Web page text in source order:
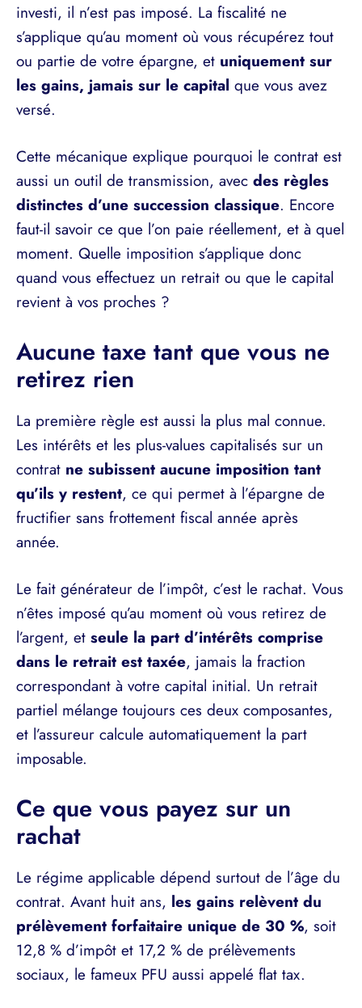
investi, il n’est pas imposé. La fiscalité ne
s’applique qu’au moment où vous récupérez tout
ou partie de votre épargne, et uniquement sur
les gains, jamais sur le capital que vous avez
versé.
Cette mécanique explique pourquoi le contrat est
aussi un outil de transmission, avec des règles
distinctes d’une succession classique. Encore
faut-il savoir ce que l’on paie réellement, et à quel
moment. Quelle imposition s’applique donc
quand vous effectuez un retrait ou que le capital
revient à vos proches ?
Aucune taxe tant que vous ne
retirez rien
La première règle est aussi la plus mal connue.
Les intérêts et les plus-values capitalisés sur un
contrat ne subissent aucune imposition tant
qu’ils y restent, ce qui permet à l’épargne de
fructifier sans frottement fiscal année après
année.
Le fait générateur de l’impôt, c’est le rachat. Vous
n’êtes imposé qu’au moment où vous retirez de
l’argent, et seule la part d’intérêts comprise
dans le retrait est taxée, jamais la fraction
correspondant à votre capital initial. Un retrait
partiel mélange toujours ces deux composantes,
et l’assureur calcule automatiquement la part
imposable.
Ce que vous payez sur un
rachat
Le régime applicable dépend surtout de l’âge du
contrat. Avant huit ans, les gains relèvent du
prélèvement forfaitaire unique de 30 %, soit
12,8 % d’impôt et 17,2 % de prélèvements
sociaux, le fameux PFU aussi appelé flat tax.